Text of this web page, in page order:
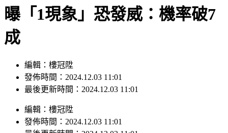
成
發佈時間：2024.12.03 11:01
最後更新時間：2024.12.03 11:01
發佈時間：2024.12.03 11:01
最後更新時間：2024.12.03 11:01